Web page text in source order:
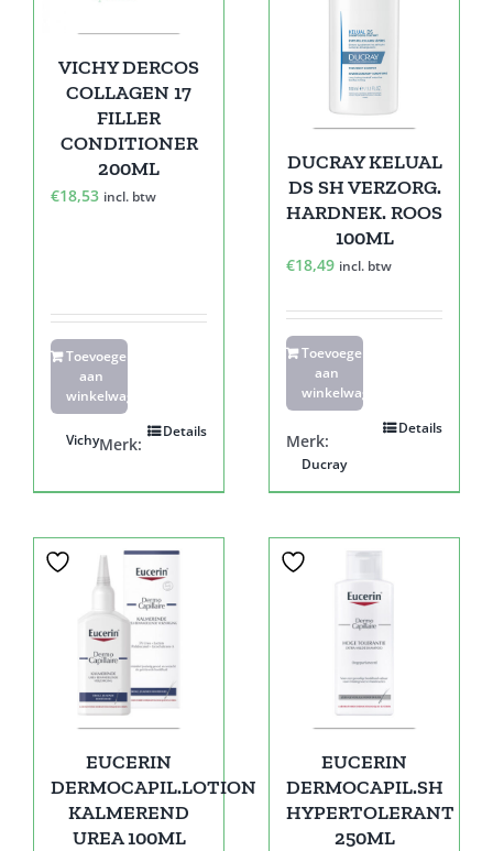
VICHY DERCOS
COLLAGEN 17
FILLER
CONDITIONER
200ML
€18,53 incl. btw
Toevoegen
aan
winkelwagen
Details
Merk:
Vichy
DUCRAY KELUAL
DS SH VERZORG.
HARDNEK. ROOS
100ML
€18,49 incl. btw
Toevoegen
aan
winkelwagen
Details
Merk:
Ducray
EUCERIN
DERMOCAPIL.LOTION
KALMEREND
UREA 100ML
EUCERIN
DERMOCAPIL.SH
HYPERTOLERANT
250ML